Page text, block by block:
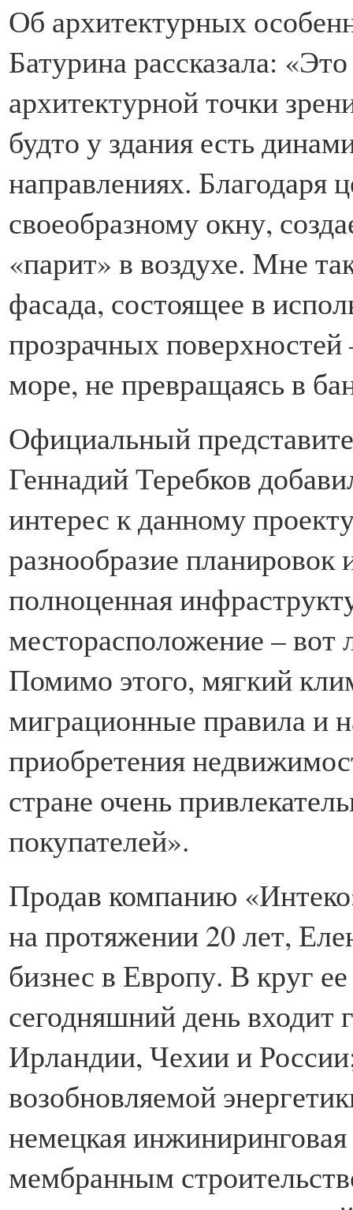
Об архитектурных
Батурина рассказала:
архитектурной точки
будто у здания есть
направлениях. Благодаря
своеобразному окну,
«парит» в воздухе. Мне
фасада, состоящее в
прозрачных
море, не превращаясь в
Официальный
Геннадий Теребков
интерес к данному
разнообразие планировок
полноценная
месторасположение – вот
Помимо этого, мягкий
миграционные правила и
приобретения
стране очень
покупателей».
Продав компанию
на протяжении 20 лет,
бизнес в Европу. В круг
сегодняшний день входит
Ирландии, Чехии и
возобновляемой
немецкая
мембранным